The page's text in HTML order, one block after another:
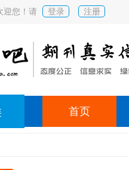
迎您！请 登录 注册
首页